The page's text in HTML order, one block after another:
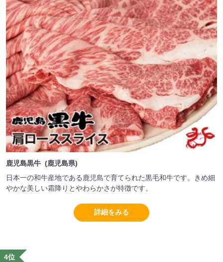
鹿児島黒牛 (鹿児島県)
日本一の和牛産地である鹿児島で育てられた黒毛和牛です。きめ細
やかな美しい霜降りとやわらかさが特徴です。
詳細をみる
4位